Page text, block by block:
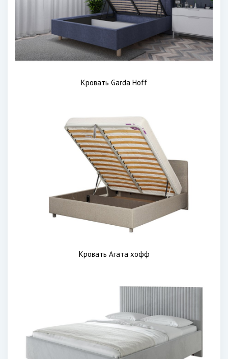
Кровать Garda Hoff
Кровать Агата хофф